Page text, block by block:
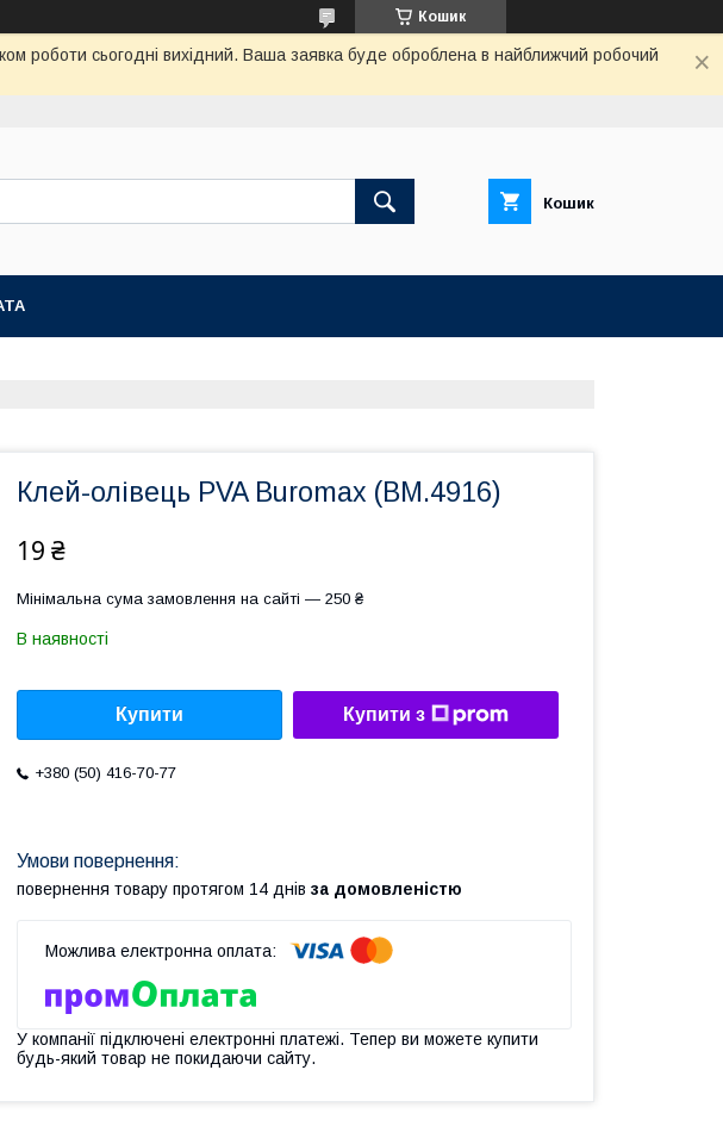
Кошик
роботи сьогодні вихідний. Ваша заявка буде оброблена в найближчий робочий
Кошик
Клей-олівець PVA Buromax (BM.4916)
19 ₴
Мінімальна сума замовлення на сайті — 250 ₴
В наявності
Купити Купити з
+380 (50) 416-70-77
повернення товару протягом 14 днів за домовленістю
У компанії підключені електронні платежі. Тепер ви можете купити
будь-який товар не покидаючи сайту.